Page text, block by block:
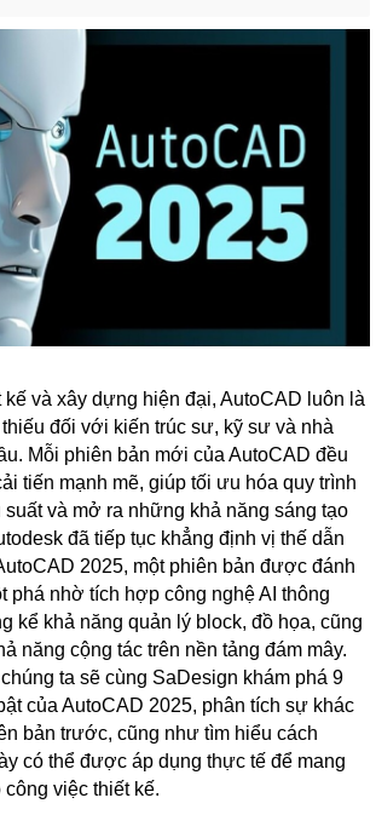
và xây dựng hiện đại, AutoCAD luôn là
đối với kiến trúc sư, kỹ sư và nhà
Mỗi phiên bản mới của AutoCAD đều
tiến mạnh mẽ, giúp tối ưu hóa quy trình
suất và mở ra những khả năng sáng tạo
đã tiếp tục khẳng định vị thế dẫn
2025, một phiên bản được đánh
phá nhờ tích hợp công nghệ AI thông
kể khả năng quản lý block, đồ họa, cũng
năng cộng tác trên nền tảng đám mây.
ta sẽ cùng SaDesign khám phá 9
của AutoCAD 2025, phân tích sự khác
bản trước, cũng như tìm hiểu cách
có thể được áp dụng thực tế để mang
công việc thiết kế.